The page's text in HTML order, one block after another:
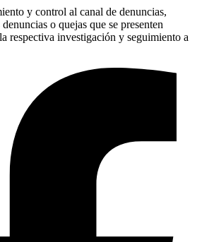
y control al canal de denuncias,
o quejas que se presenten
respectiva investigación y seguimiento a